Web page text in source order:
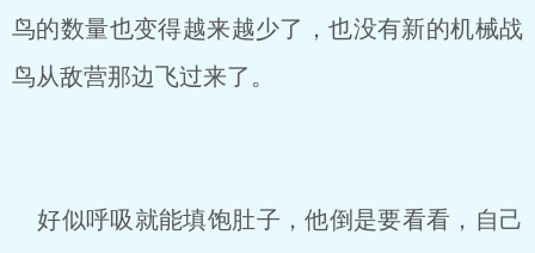
鸟的数量也变得越来越少了，也没有新的机械战
鸟从敌营那边飞过来了。
好似呼吸就能填饱肚子，他倒是要看看，自己